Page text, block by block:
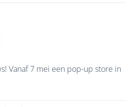
Vanaf 7 mei een pop-up store in